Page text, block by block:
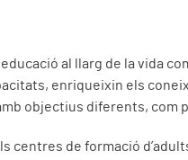
o educació al llarg de la
enriqueixin els
objectius diferents, com
centres de formació